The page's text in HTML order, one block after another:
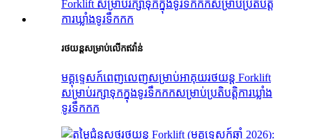
រថយន្ត​សម្រាប់​លើក​ឥវ៉ាន់
មគ្គុទ្ទេសក៍ពេញលេញសម្រាប់អាគុយរថយន្ត Forklift
សម្រាប់រក្សាទុកក្នុងទូរទឹកកកសម្រាប់ប្រតិបត្តិការឃ្លាំង
ទូរទឹកកក